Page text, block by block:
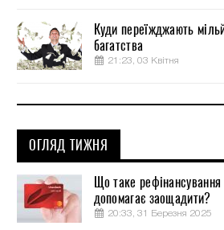
Куди переїжджають
багатства
21:23, 03 Квітня
ОГЛЯД ТИЖНЯ
Що таке рефінансування
допомагає заощадити?
20:33, 31 Березня 2025